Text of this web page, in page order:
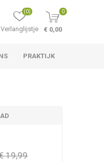
Verlanglijstje
(0) 0
€ 0,00
PRAKTIJK
19,99